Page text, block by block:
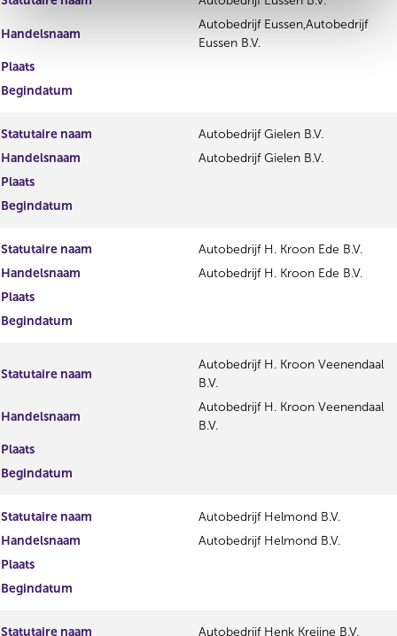
Handelsnaam
Autobedrijf Eussen,Autobedrijf
Eussen B.V.
Plaats
Begindatum
Statutaire naam
Autobedrijf Gielen B.V.
Handelsnaam
Autobedrijf Gielen B.V.
Plaats
Begindatum
Statutaire naam
Autobedrijf H. Kroon Ede B.V.
Handelsnaam
Autobedrijf H. Kroon Ede B.V.
Plaats
Begindatum
Statutaire naam
Autobedrijf H. Kroon Veenendaal
B.V.
Handelsnaam
Autobedrijf H. Kroon Veenendaal
B.V.
Plaats
Begindatum
Statutaire naam
Autobedrijf Helmond B.V.
Handelsnaam
Autobedrijf Helmond B.V.
Plaats
Begindatum
Statutaire naam Autobedrijf Henk Kreijne B.V.